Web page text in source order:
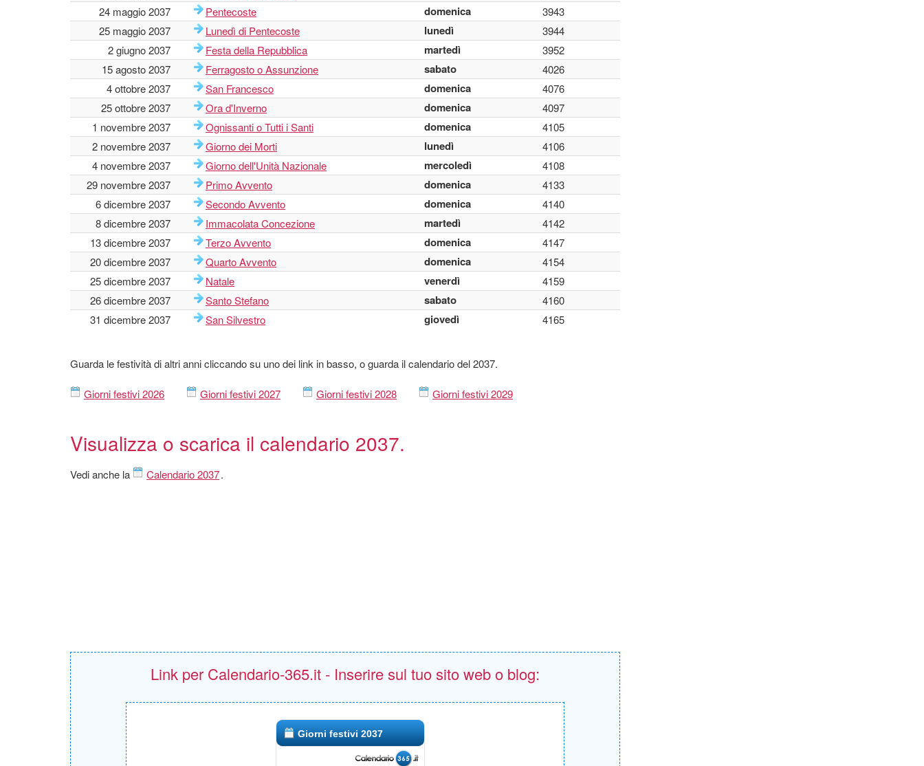
24 maggio 2037
Pentecoste domenica
3943
25 maggio 2037
Lunedì di Pentecoste lunedì
3944
2 giugno 2037
Festa della Repubblica martedì
3952
15 agosto 2037
Ferragosto o Assunzione sabato
4026
4 ottobre 2037
San Francesco domenica
4076
25 ottobre 2037
Ora d'Inverno domenica
4097
1 novembre 2037
Ognissanti o Tutti i Santi domenica
4105
2 novembre 2037
Giorno dei Morti lunedì
4106
4 novembre 2037
Giorno dell'Unità Nazionale mercoledì
4108
29 novembre 2037
Primo Avvento domenica
4133
6 dicembre 2037
Secondo Avvento domenica
4140
8 dicembre 2037
Immacolata Concezione martedì
4142
13 dicembre 2037
Terzo Avvento domenica
4147
20 dicembre 2037
Quarto Avvento domenica
4154
25 dicembre 2037
Natale venerdì
4159
26 dicembre 2037
Santo Stefano sabato
4160
31 dicembre 2037
San Silvestro giovedì 4165
Guarda le festività di altri anni cliccando su uno dei link in basso, o guarda il calendario del 2037.
Giorni festivi 2026 Giorni festivi 2027 Giorni festivi 2028 Giorni festivi 2029
Visualizza o scarica il calendario 2037.
Vedi anche la Calendario 2037.
Link per Calendario-365.it - Inserire sul tuo sito web o blog:
Giorni festivi 2037